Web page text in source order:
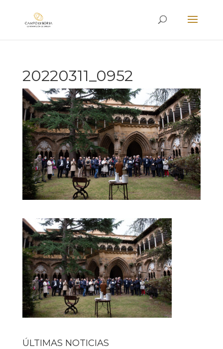
20220311_0952
ÚLTIMAS NOTICIAS